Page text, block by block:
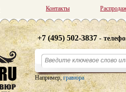
Контакты
+7 (495) 502-3837 -
Например,гравюра